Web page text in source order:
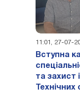
11:01, 27-07-
Вступна
та захист